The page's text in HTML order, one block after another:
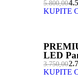
5.800,00
KUPITE
LED
3.750,00
KUPITE